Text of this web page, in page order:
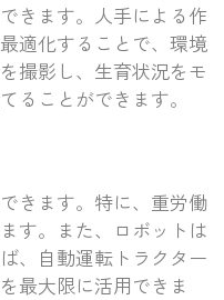
きます。人手による作
適化することで、環境
撮影し、生育状況をモ
ることができます。
きます。特に、重労働
す。また、ロボットは
、自動運転トラクター
最大限に活用できま